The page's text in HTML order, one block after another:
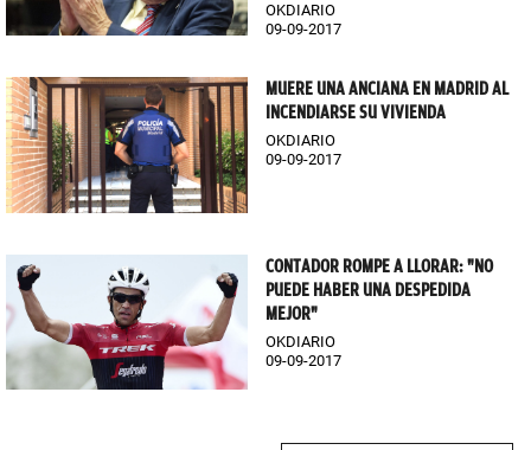
OKDIARIO
09-09-2017
MUERE UNA ANCIANA EN MADRID AL
INCENDIARSE SU VIVIENDA
OKDIARIO
09-09-2017
CONTADOR ROMPE A LLORAR: "NO
PUEDE HABER UNA DESPEDIDA
MEJOR"
OKDIARIO
09-09-2017